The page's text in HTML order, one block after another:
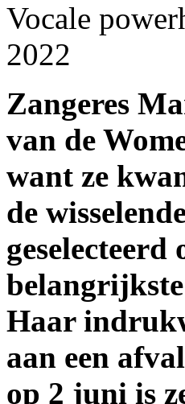
Vocale
2022
Zangeres
van de
want ze
de
Haar
aan een
op 2 juni is